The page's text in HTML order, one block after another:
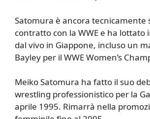
Satomura è ancora tecnicamente
contratto con la WWE e ha lottato
dal vivo in Giappone, incluso un
Bayley per il WWE Women’s
Meiko Satomura ha fatto il suo
wrestling professionistico per la
aprile 1995. Rimarrà nella